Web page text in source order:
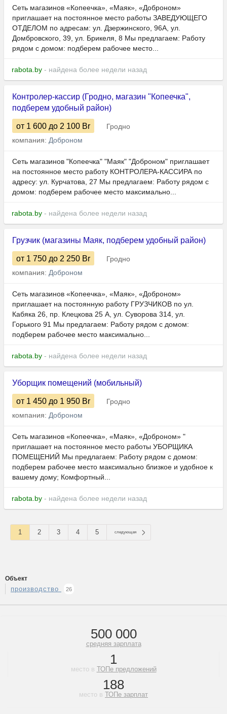
Сеть магазинов «Копеечка», «Маяк», «Доброном»
приглашает на постоянное место работы ЗАВЕДУЮЩЕГО
ОТДЕЛОМ по адресам: ул. Дзержинского, 96А, ул.
Домбровского, 39, ул. Брикеля, 8 Мы предлагаем: Работу
рядом с домом: подберем рабочее место...
rabota.by - найдена более недели назад
Контролер-кассир (Гродно, магазин "Копеечка",
подберем удобный район)
от 1 600 до 2 100 Br
Гродно
компания: Доброном
Сеть магазинов "Копеечка" "Маяк" "Доброном" приглашает
на постоянное место работу КОНТРОЛЕРА-КАССИРА по
адресу: ул. Курчатова, 27 Мы предлагаем: Работу рядом с
домом: подберем рабочее место максимально...
rabota.by - найдена более недели назад
Грузчик (магазины Маяк, подберем удобный район)
от 1 750 до 2 250 Br
Гродно
компания: Доброном
Сеть магазинов «Копеечка», «Маяк», «Доброном»
приглашает на постоянную работу ГРУЗЧИКОВ по ул.
Кабяка 26, пр. Клецкова 25 А, ул. Суворова 314, ул.
Горького 91 Мы предлагаем: Работу рядом с домом:
подберем рабочее место максимально...
rabota.by - найдена более недели назад
Уборщик помещений (мобильный)
от 1 450 до 1 950 Br
Гродно
компания: Доброном
Сеть магазинов «Копеечка», «Маяк», «Доброном» "
приглашает на постоянное место работы УБОРЩИКА
ПОМЕЩЕНИЙ Мы предлагаем: Работу рядом с домом:
подберем рабочее место максимально близкое и удобное к
вашему дому; Комфортный...
rabota.by - найдена более недели назад
1 2 3 4 5 следующая
Объект
производство 26
500 000
средняя зарплата
1
место в ТОПе предложений
188
место в ТОПе зарплат